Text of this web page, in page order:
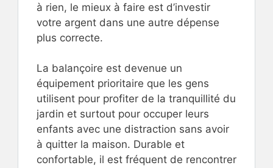
à rien, le mieux à faire est d’investir
votre argent dans une autre dépense
plus correcte.
La balançoire est devenue un
équipement prioritaire que les gens
utilisent pour profiter de la tranquillité du
jardin et surtout pour occuper leurs
enfants avec une distraction sans avoir
à quitter la maison. Durable et
confortable, il est fréquent de rencontrer